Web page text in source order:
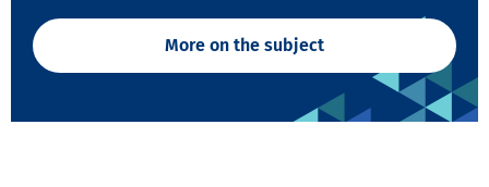
More on the subject